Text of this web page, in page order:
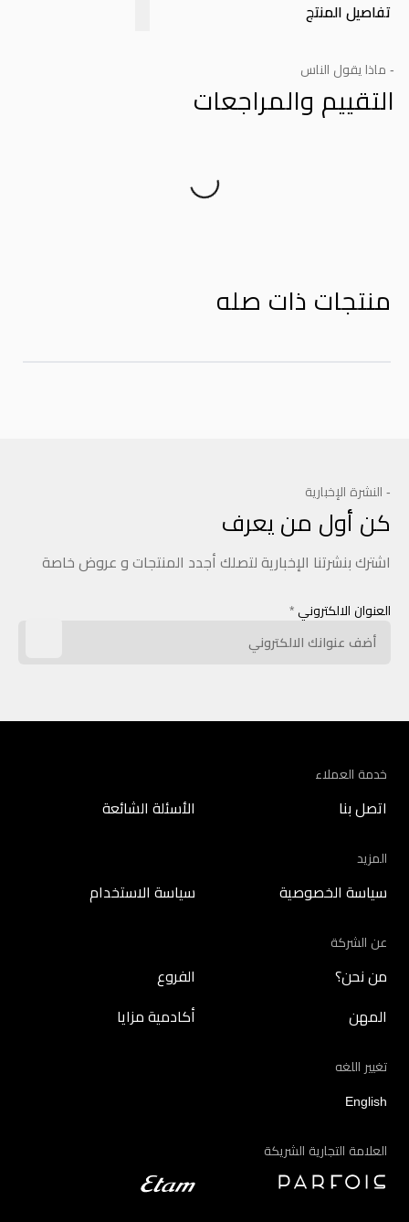
تفاصيل المنتج
- ماذا يقول الناس
التقييم والمراجعات
منتجات ذات صله
- النشرة الإخبارية
كن أول من يعرف
اشترك بنشرتنا الإخبارية لتصلك أجدد المنتجات و عروض خاصة
العنوان الالكتروني *
خدمة العملاء
اتصل بنا الأسئلة الشائعة
المزيد
سياسة الخصوصية سياسة الاستخدام
عن الشركة
من نحن؟ الفروع
المهن أكادمية مزايا
تغيير اللغه
English
العلامة التجارية الشريكة